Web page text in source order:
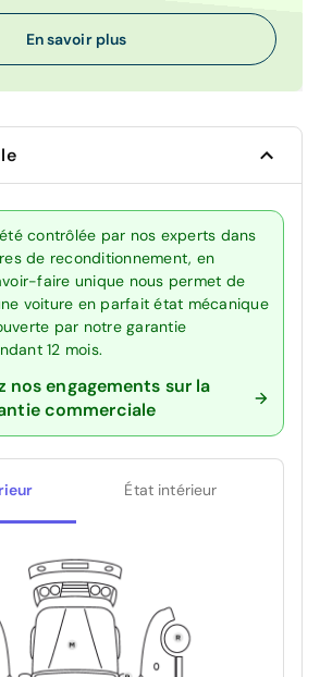
En savoir plus
contrôlée par nos experts dans
de reconditionnement, en
faire unique nous permet de
voiture en parfait état mécanique
par notre garantie
12 mois.
nos engagements sur la
commerciale
État intérieur